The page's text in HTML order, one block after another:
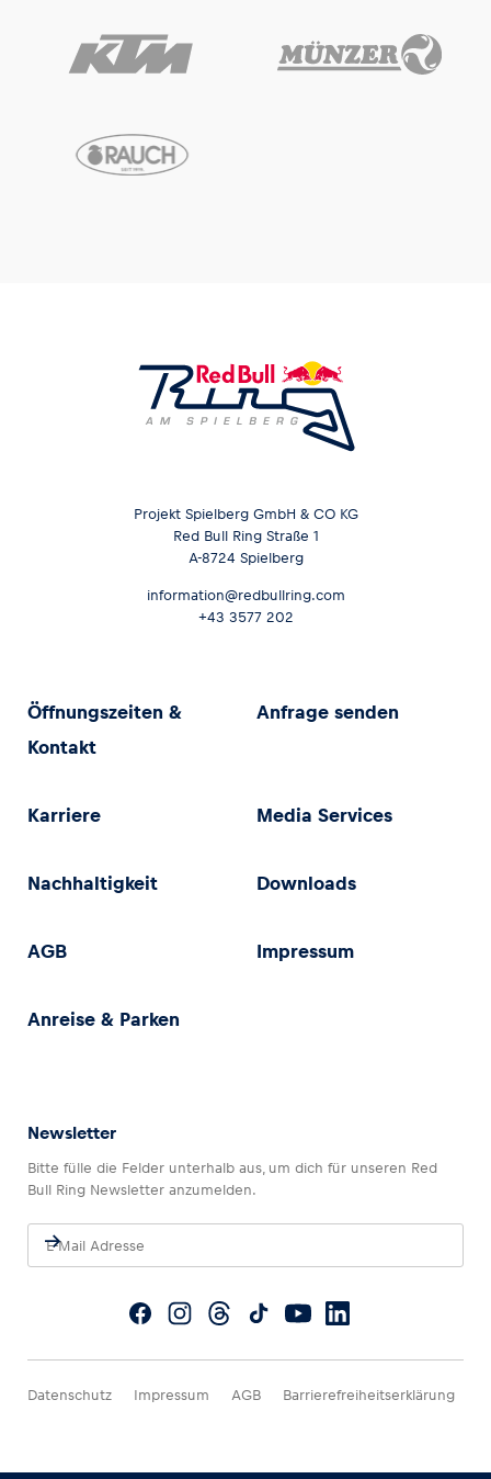
Projekt Spielberg GmbH & CO KG
Red Bull Ring Straße 1
A-8724 Spielberg
information@redbullring.com
+43 3577 202
Öffnungszeiten &
Kontakt
Anfrage senden
Karriere Media Services
Nachhaltigkeit Downloads
AGB Impressum
Anreise & Parken
Newsletter
Bitte fülle die Felder unterhalb aus, um dich für unseren Red
Bull Ring Newsletter anzumelden.
Datenschutz Impressum AGB Barrierefreiheitserklärung